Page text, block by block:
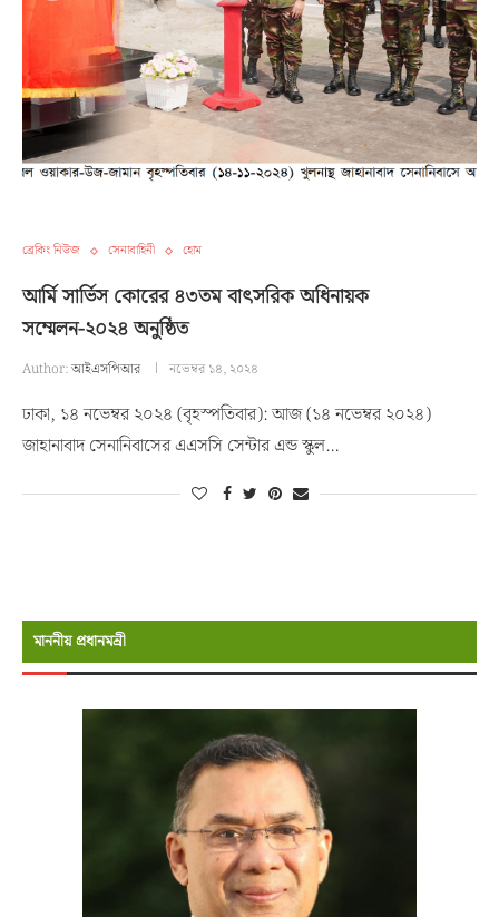
ব্রেকিং নিউজ সেনাবাহিনী হোম
আর্মি সার্ভিস কোরের ৪৩তম বাৎসরিক অধিনায়ক
সম্মেলন-২০২৪ অনুষ্ঠিত
Author:আইএসপিআর নভেম্বর ১৪, ২০২৪
ঢাকা, ১৪ নভেম্বর ২০২৪ (বৃহস্পতিবার): আজ (১৪ নভেম্বর ২০২৪)
জাহানাবাদ সেনানিবাসের এএসসি সেন্টার এন্ড স্কুল…
মাননীয় প্রধানমন্রী